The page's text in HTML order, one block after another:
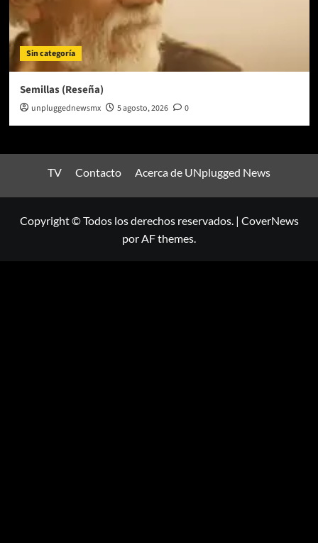
Sin categoría
Semillas (Reseña)
unpluggednewsmx 5 agosto, 2026 0
TV Contacto Acerca de UNplugged News
Copyright © Todos los derechos reservados. | CoverNews
por AF themes.